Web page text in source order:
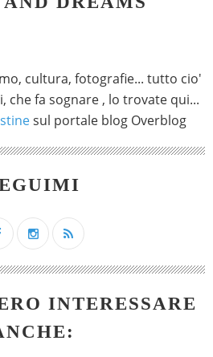
cultura, fotografie... tutto cio'
che fa sognare , lo trovate qui...
sul portale blog Overblog
INTERESSARE